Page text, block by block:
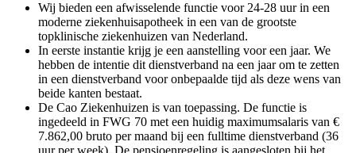
Wij bieden een afwisselende functie voor 24-28 uur in een
moderne ziekenhuisapotheek in een van de grootste
topklinische ziekenhuizen van Nederland.
In eerste instantie krijg je een aanstelling voor een jaar. We
hebben de intentie dit dienstverband na een jaar om te zetten
in een dienstverband voor onbepaalde tijd als deze wens van
beide kanten bestaat.
De Cao Ziekenhuizen is van toepassing. De functie is
ingedeeld in FWG 70 met een huidig maximumsalaris van €
7.862,00 bruto per maand bij een fulltime dienstverband (36